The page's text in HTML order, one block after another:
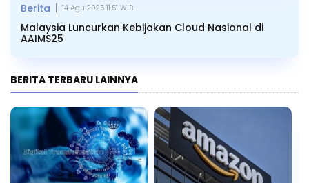
Malaysia Luncurkan Kebijakan Cloud Nasional di
AAIMS25
Berita | 14 Agu 2025 11.51 WIB
BERITA TERBARU LAINNYA